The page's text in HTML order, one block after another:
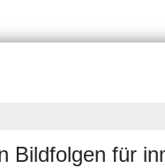
Bildfolgen für